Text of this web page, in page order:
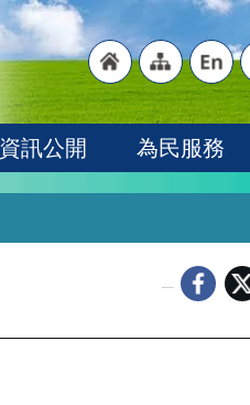
首頁
"網
站導
"英
文語
訊公開 為民服務